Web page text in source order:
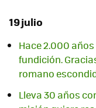
19 julio
Hace 2.000
fundición.
romano
Lleva 30 años